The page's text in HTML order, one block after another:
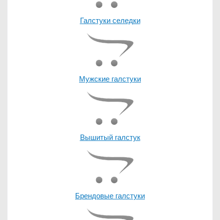
Галстуки селедки
Мужские галстуки
Вышитый галстук
Брендовые галстуки